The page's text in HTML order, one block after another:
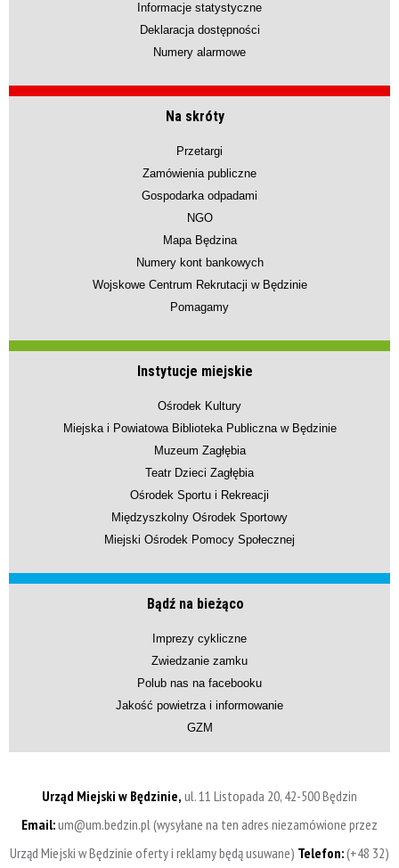
Informacje statystyczne
Deklaracja dostępności
Numery alarmowe
Na skróty
Przetargi
Zamówienia publiczne
Gospodarka odpadami
NGO
Mapa Będzina
Numery kont bankowych
Wojskowe Centrum Rekrutacji w Będzinie
Pomagamy
Instytucje miejskie
Ośrodek Kultury
Miejska i Powiatowa Biblioteka Publiczna w Będzinie
Muzeum Zagłębia
Teatr Dzieci Zagłębia
Ośrodek Sportu i Rekreacji
Międzyszkolny Ośrodek Sportowy
Miejski Ośrodek Pomocy Społecznej
Bądź na bieżąco
Imprezy cykliczne
Zwiedzanie zamku
Polub nas na facebooku
Jakość powietrza i informowanie
GZM
Urząd Miejski w Będzinie, ul. 11 Listopada 20, 42-500 Będzin
Email:um@um.bedzin.pl (wysyłane na ten adres niezamówione przez
Urząd Miejski w Będzinie oferty i reklamy będą usuwane) Telefon:(+48 32)